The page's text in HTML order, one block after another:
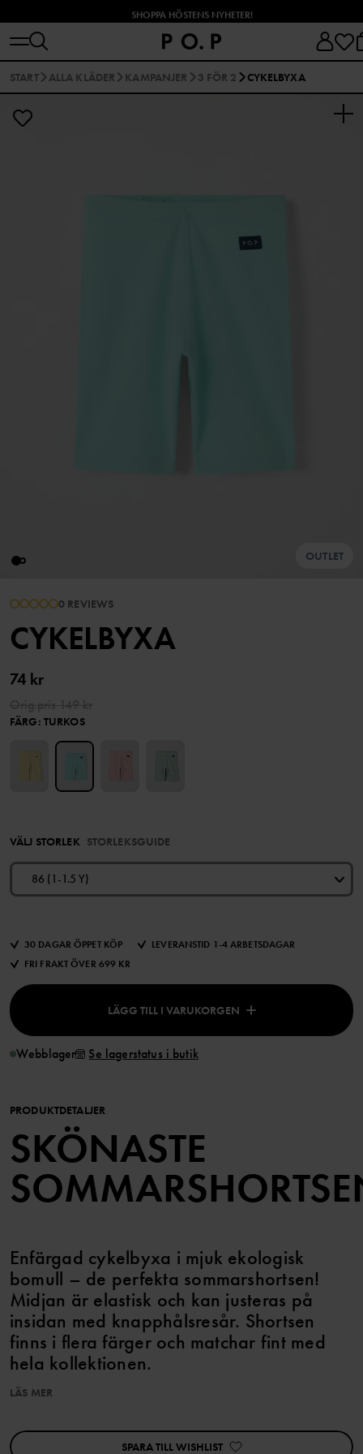
SHOPPA HÖSTENS NYHETER!
START ALLA KLÄDER KAMPANJER 3 FÖR 2 CYKELBYXA
OUTLET
0 REVIEWS
CYKELBYXA
74 kr
FÄRG: TURKOS
VÄLJ STORLEK STORLEKSGUIDE
86 (1-1.5 Y)
30 DAGAR ÖPPET KÖP
LEVERANSTID 1-4 ARBETSDAGAR
FRI FRAKT ÖVER 699 KR
LÄGG TILL I VARUKORGEN
Webblager Se lagerstatus i butik
PRODUKTDETALJER
SKÖNASTE
Enfärgad cykelbyxa i mjuk ekologisk
bomull – de perfekta sommarshortsen!
Midjan är elastisk och kan justeras på
insidan med knapphålsresår. Shortsen
finns i flera färger och matchar fint med
hela kollektionen.
LÄS MER
SPARA TILL WISHLIST